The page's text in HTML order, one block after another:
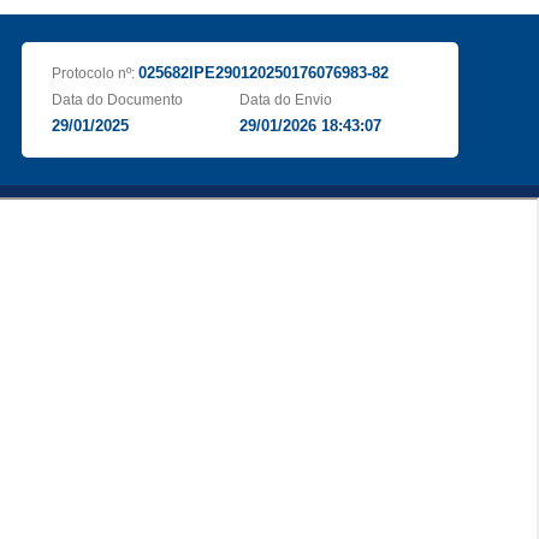
Protocolo nº: 025682IPE290120250176076983-82
Data do Documento
29/01/2025
Data do Envio
29/01/2026 18:43:07